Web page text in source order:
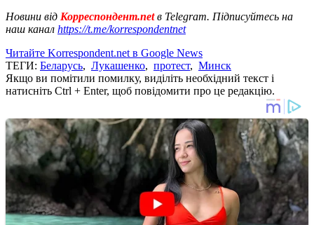
Новини від Корреспондент.netв Telegram. Підписуйтесь на
наш канал https://t.me/korrespondentnet
Читайте Korrespondent.net в Google News
ТЕГИ: Беларусь, Лукашенко, протест, Минск
Якщо ви помітили помилку, виділіть необхідний текст і
натисніть Ctrl + Enter, щоб повідомити про це редакцію.